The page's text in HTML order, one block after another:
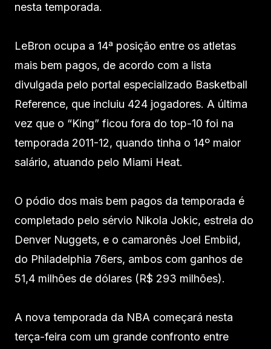
nesta temporada.
LeBron ocupa a 14ª posição entre os atletas
mais bem pagos, de acordo com a lista
divulgada pelo portal especializado Basketball
Reference, que incluiu 424 jogadores. A última
vez que o “King” ficou fora do top-10 foi na
temporada 2011-12, quando tinha o 14º maior
salário, atuando pelo Miami Heat.
O pódio dos mais bem pagos da temporada é
completado pelo sérvio Nikola Jokic, estrela do
Denver Nuggets, e o camaronês Joel Embiid,
do Philadelphia 76ers, ambos com ganhos de
51,4 milhões de dólares (R$ 293 milhões).
A nova temporada da NBA começará nesta
terça-feira com um grande confronto entre